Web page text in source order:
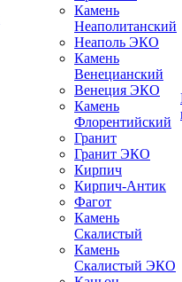
Камень
Неаполитанский
Неаполь ЭКО
Камень
Венецианский
Венеция ЭКО
Камень
Флорентийский
Гранит
Гранит ЭКО
Кирпич
Кирпич-Антик
Фагот
Камень
Скалистый
Камень
Скалистый ЭКО